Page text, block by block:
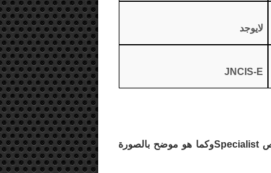
لايوجد
JNCIS-E
لهذه الشهادة مستويان فقط المبتدأ Associate والمختص Specialistوكما هو موضح بالصورة